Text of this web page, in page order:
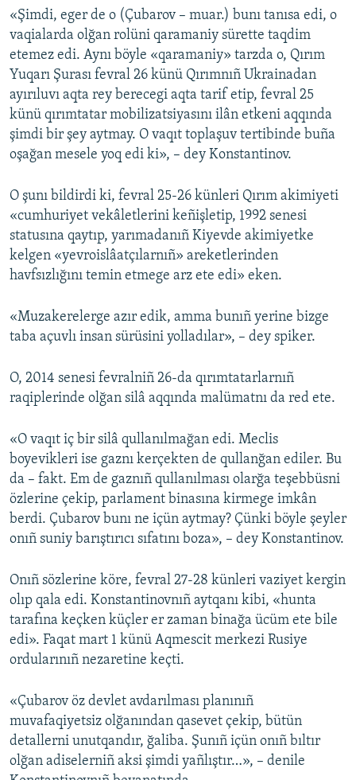
«Şimdi, eger de o (Çubarov – muar.) bunı tanısa edi, o
vaqialarda olğan rolüni qaramaniy sürette taqdim
etemez edi. Aynı böyle «qaramaniy» tarzda o, Qırım
Yuqarı Şurası fevral 26 künü Qırımnıñ Ukrainadan
ayırıluvı aqta rey berecegi aqta tarif etip, fevral 25
künü qırımtatar mobilizatsiyasını ilân etkeni aqqında
şimdi bir şey aytmay. O vaqıt toplaşuv tertibinde buña
oşağan mesele yoq edi ki», – dey Konstantinov.
O şunı bildirdi ki, fevral 25-26 künleri Qırım akimiyeti
«cumhuriyet vekâletlerini keñişletip, 1992 senesi
statusına qaytıp, yarımadanıñ Kiyevde akimiyetke
kelgen «yevroislâatçılarnıñ» areketlerinden
havfsızlığını temin etmege arz ete edi» eken.
«Muzakerelerge azır edik, amma bunıñ yerine bizge
taba açuvlı insan sürüsini yolladılar», – dey spiker.
O, 2014 senesi fevralniñ 26-da qırımtatarlarnıñ
raqiplerinde olğan silâ aqqında malümatnı da red ete.
«O vaqıt iç bir silâ qullanılmağan edi. Meclis
boyevikleri ise gaznı kerçekten de qullanğan ediler. Bu
da – fakt. Em de gaznıñ qullanılması olarğa teşebbüsni
özlerine çekip, parlament binasına kirmege imkân
berdi. Çubarov bunı ne içün aytmay? Çünki böyle şeyler
onıñ suniy barıştırıcı sıfatını boza», – dey Konstantinov.
Onıñ sözlerine köre, fevral 27-28 künleri vaziyet kergin
olıp qala edi. Konstantinovnıñ aytqanı kibi, «hunta
tarafına keçken küçler er zaman binağa ücüm ete bile
edi». Faqat mart 1 künü Aqmescit merkezi Rusiye
ordularınıñ nezaretine keçti.
«Çubarov öz devlet avdarılması planınıñ
muvafaqiyetsiz olğanından qasevet çekip, bütün
detallerni unutqandır, ğaliba. Şunıñ içün onıñ bıltır
olğan adiselerniñ aksi şimdi yañlıştır…», – denile